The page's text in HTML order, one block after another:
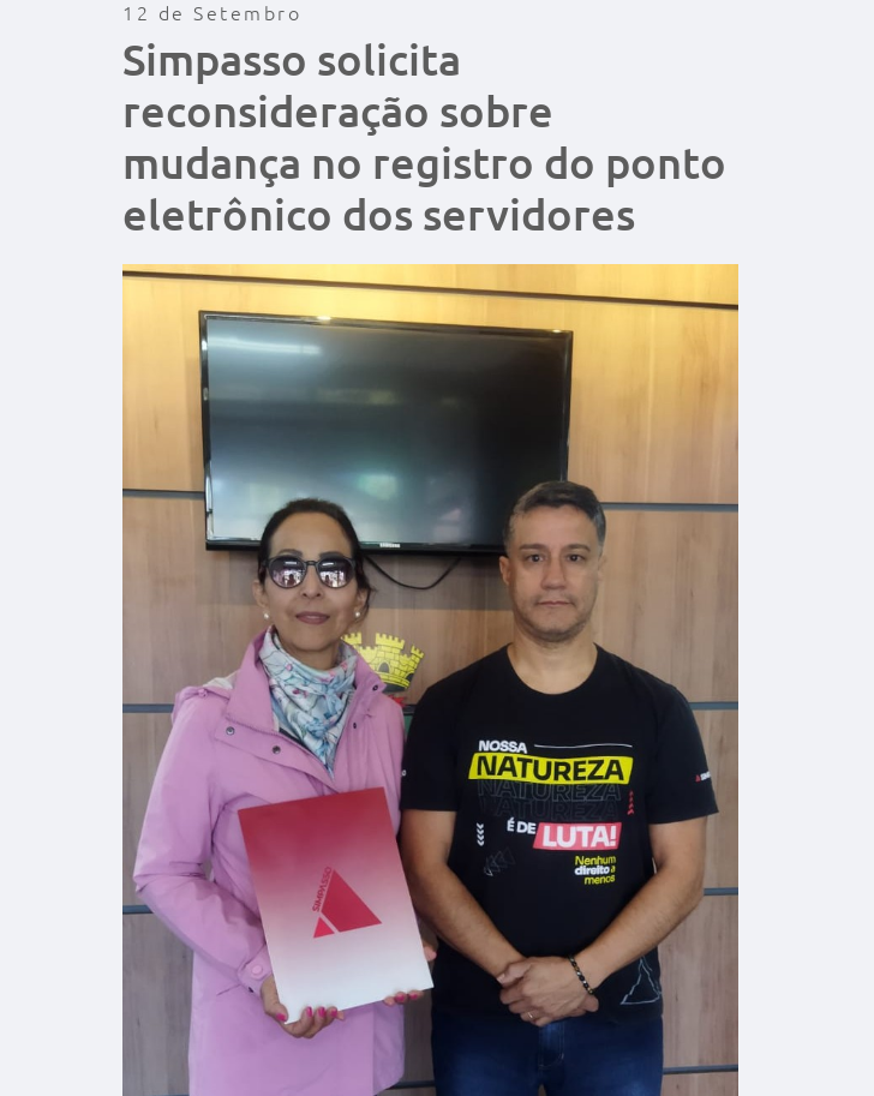
12 de Setembro
Simpasso solicita
reconsideração sobre
mudança no registro do ponto
eletrônico dos servidores